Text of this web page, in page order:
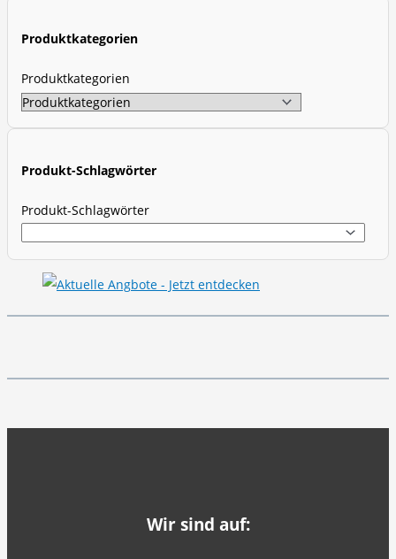
Produktkategorien
Produktkategorien
Produkt-Schlagwörter
Produkt-Schlagwörter
Wir sind auf: